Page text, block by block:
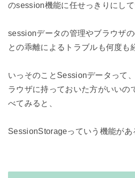
のsession機能に任せっきりにして
sessionデータの管理やブラウザ
との乖離によるトラブルも何度も
いっそのことSessionデータって
ラウザに持っておいた方がいいの
べてみると、